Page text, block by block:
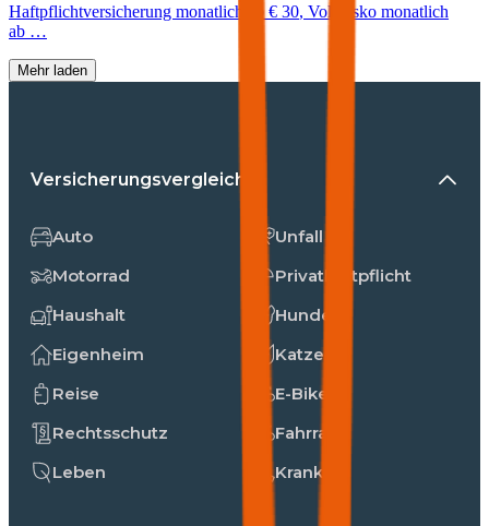
Haftpflichtversicherung monatlich ab € 30, Vollkasko monatlich
ab …
Mehr laden
Versicherungsvergleiche
Auto
Motorrad
Haushalt
Eigenheim
Reise
Rechtsschutz
Leben
Unfall
Privathaftpflicht
Hunde
Katzen
E-Bike
Fahrrad
Kranken